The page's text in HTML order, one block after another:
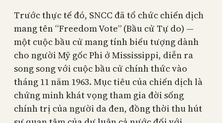
Trước thực tế đó, SNCC đã tổ chức chiến dịch
mang tên “Freedom Vote” (Bầu cử Tự do) —
một cuộc bầu cử mang tính biểu tượng dành
cho người Mỹ gốc Phi ở Mississippi, diễn ra
song song với cuộc bầu cử chính thức vào
tháng 11 năm 1963. Mục tiêu của chiến dịch là
chứng minh khát vọng tham gia đời sống
chính trị của người da đen, đồng thời thu hút